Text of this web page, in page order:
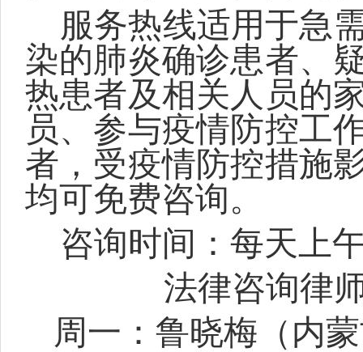
服务热线适用于急
染的肺炎确诊患者、
热患者及相关人员的
员、参与疫情防控工
者，受疫情防控措施
均可免费咨询。
咨询时间：每天上
法律咨询律
周一：鲁晓梅（内